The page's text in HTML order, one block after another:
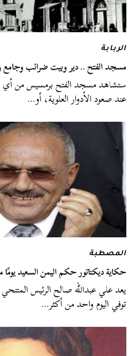
الربابة
مسجد الفتح .. دير وبيت ضرائب
ستشاهد مسجد الفتح برمسيس من
عند صعود الأدوار العلوية، أو…
المصطبة
حكاية ديكتاتور حكم اليمن السعيد يومًا
يعد علي عبدالله صالح الرئيس
توفي اليوم واحد من أكثر…